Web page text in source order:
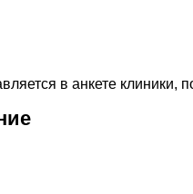
в анкете клиники,